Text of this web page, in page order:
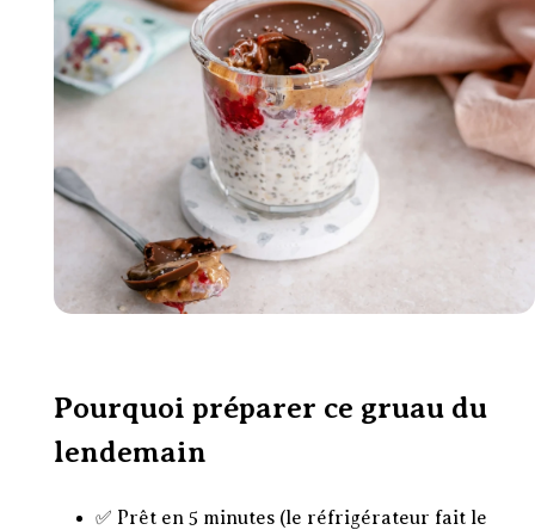
Pourquoi préparer ce gruau du
lendemain
✅ Prêt en 5 minutes (le réfrigérateur fait le